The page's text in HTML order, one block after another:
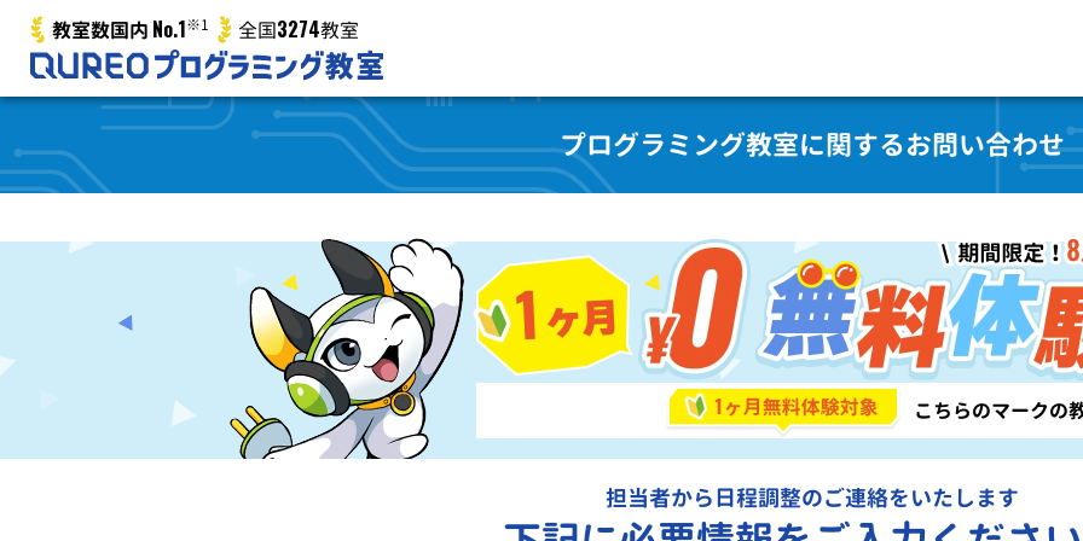
教室数国内 No.1※1 全国3274教室
プログラミング教室に関するお問い合わせ
担当者から日程調整のご連絡をいたします